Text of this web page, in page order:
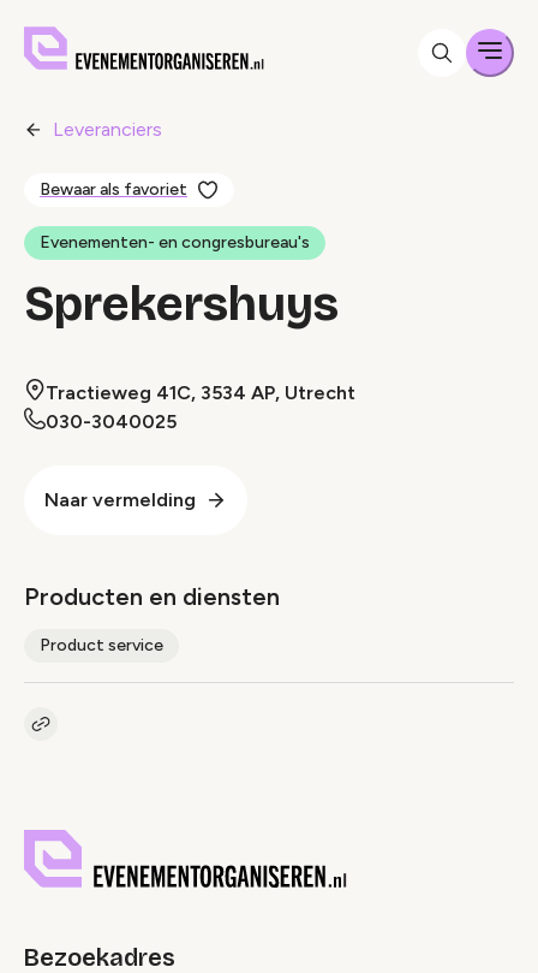
Leveranciers
Bewaar als favoriet
Evenementen- en congresbureau's
Sprekershuys
Tractieweg 41C, 3534 AP, Utrecht
030-3040025
Naar vermelding
Producten en diensten
Product service
Kopieer link naar pagina
Bezoekadres